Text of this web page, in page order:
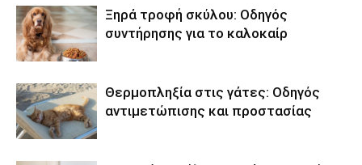
Ξηρά τροφή σκύλου: Οδηγός
συντήρησης για το καλοκαίρ
Θερμοπληξία στις γάτες: Οδηγός
αντιμετώπισης και προστασίας